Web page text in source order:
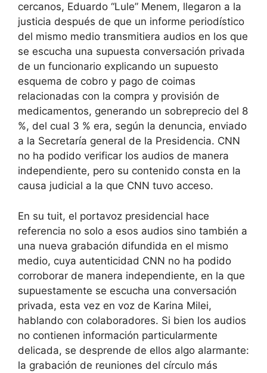
cercanos, Eduardo “Lule” Menem, llegaron a la
justicia después de que un informe periodístico
del mismo medio transmitiera audios en los que
se escucha una supuesta conversación privada
de un funcionario explicando un supuesto
esquema de cobro y pago de coimas
relacionadas con la compra y provisión de
medicamentos, generando un sobreprecio del 8
%, del cual 3 % era, según la denuncia, enviado
a la Secretaría general de la Presidencia. CNN
no ha podido verificar los audios de manera
independiente, pero su contenido consta en la
causa judicial a la que CNN tuvo acceso.
En su tuit, el portavoz presidencial hace
referencia no solo a esos audios sino también a
una nueva grabación difundida en el mismo
medio, cuya autenticidad CNN no ha podido
corroborar de manera independiente, en la que
supuestamente se escucha una conversación
privada, esta vez en voz de Karina Milei,
hablando con colaboradores. Si bien los audios
no contienen información particularmente
delicada, se desprende de ellos algo alarmante:
la grabación de reuniones del círculo más